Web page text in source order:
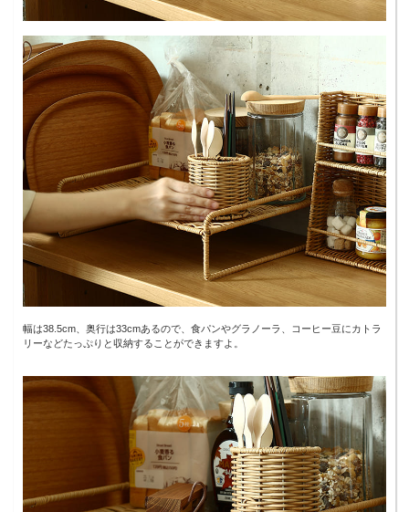
幅は38.5cm、奥行は33cmあるので、食パンやグラノーラ、コーヒー豆にカトラ
リーなどたっぷりと収納することができますよ。